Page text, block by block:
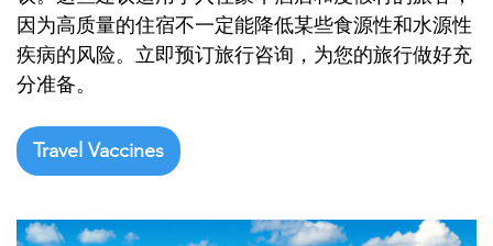
因为高质量的住宿不一定能降低某些食源性和水源性
疾病的风险。立即预订旅行咨询，为您的旅行做好充
分准备。
Travel Vaccines